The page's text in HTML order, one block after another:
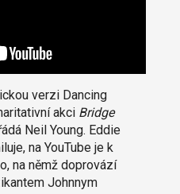
verzi Dancing
akci Bridge
Neil Young. Eddie
na YouTube je k
na němž doprovází
Johnnym